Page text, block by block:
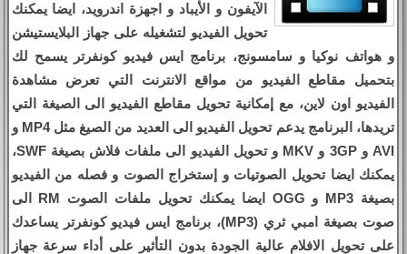
الآيفون و الأيباد و اجهزة اندرويد، ايضا يمكنك
تحويل الفيديو لتشغيله على جهاز البلايستيشن
و هواتف نوكيا و سامسونج، برنامج ايس فيديو كونفرتر يسمح لك
بتحميل مقاطع الفيديو من مواقع الانترنت التي تعرض مشاهدة
الفيديو اون لاين، مع إمكانية تحويل مقاطع الفيديو الى الصيغة التي
تريدها، البرنامج يدعم تحويل الفيديو الى العديد من الصيغ مثل MP4 و
AVI و 3GP و MKV و تحويل الفيديو الى ملفات فلاش بصيغة SWF،
يمكنك ايضا تحويل الصوتيات و إستخراج الصوت و فصله من الفيديو
بصيغة MP3 و OGG ايضا يمكنك تحويل ملفات الصوت RM الى
صوت بصيغة امبي ثري (MP3)، برنامج ايس فيديو كونفرتر يساعدك
على تحويل الافلام عالية الجودة بدون التأثير على أداء سرعة جهاز